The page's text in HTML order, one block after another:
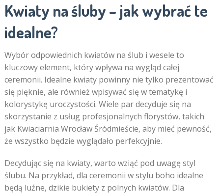
Kwiaty na śluby – jak wybrać te
idealne?
Wybór odpowiednich kwiatów na ślub i wesele to
kluczowy element, który wpływa na wygląd całej
ceremonii. Idealne kwiaty powinny nie tylko prezentować
się pięknie, ale również wpisywać się w tematykę i
kolorystykę uroczystości. Wiele par decyduje się na
skorzystanie z usług profesjonalnych florystów, takich
jak Kwiaciarnia Wrocław Śródmieście, aby mieć pewność,
że wszystko będzie wyglądało perfekcyjnie.
Decydując się na kwiaty, warto wziąć pod uwagę styl
ślubu. Na przykład, dla ceremonii w stylu boho idealne
będą luźne, dzikie bukiety z polnych kwiatów. Dla